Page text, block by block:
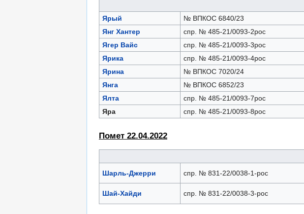
Ярый
№ ВПКОС 6840/23
Янг Хантер
спр. № 485-21/0093-2рос
Ягер Вайс
спр. № 485-21/0093-3рос
Ярика
спр. № 485-21/0093-4рос
Ярина
№ ВПКОС 7020/24
Янга
№ ВПКОС 6852/23
Ялта
спр. № 485-21/0093-7рос
Яра
спр. № 485-21/0093-8рос
Помет 22.04.2022
Шарль-Джерри
спр. № 831-22/0038-1-рос
Шай-Хайди
спр. № 831-22/0038-3-рос